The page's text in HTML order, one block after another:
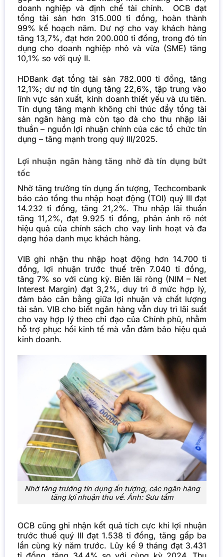
doanh nghiệp và định chế tài chính. OCB đạt
tổng tài sản hơn 315.000 tỉ đồng, hoàn thành
99% kế hoạch năm. Dư nợ cho vay khách hàng
tăng 13,7%, đạt hơn 200.000 tỉ đồng, trong đó tín
dụng cho doanh nghiệp nhỏ và vừa (SME) tăng
10,1% so với quý II.
HDBank đạt tổng tài sản 782.000 tỉ đồng, tăng
12,1%; dư nợ tín dụng tăng 22,6%, tập trung vào
lĩnh vực sản xuất, kinh doanh thiết yếu và ưu tiên.
Tín dụng tăng mạnh không chỉ thúc đẩy tổng tài
sản ngân hàng mà còn tạo đà cho thu nhập lãi
thuần – nguồn lợi nhuận chính của các tổ chức tín
dụng – tăng mạnh trong quý III/2025.
Lợi nhuận ngân hàng tăng nhờ đà tín dụng bứt
tốc
Nhờ tăng trưởng tín dụng ấn tượng, Techcombank
báo cáo tổng thu nhập hoạt động (TOI) quý III đạt
14.232 tỉ đồng, tăng 21,2%. Thu nhập lãi thuần
tăng 11,2%, đạt 9.925 tỉ đồng, phản ánh rõ nét
hiệu quả của chính sách cho vay linh hoạt và đa
dạng hóa danh mục khách hàng.
VIB ghi nhận thu nhập hoạt động hơn 14.700 tỉ
đồng, lợi nhuận trước thuế trên 7.040 tỉ đồng,
tăng 7% so với cùng kỳ. Biên lãi ròng (NIM – Net
Interest Margin) đạt 3,2%, duy trì ở mức hợp lý,
đảm bảo cân bằng giữa lợi nhuận và chất lượng
tài sản. VIB cho biết ngân hàng vẫn duy trì lãi suất
cho vay hợp lý theo chỉ đạo của Chính phủ, nhằm
hỗ trợ phục hồi kinh tế mà vẫn đảm bảo hiệu quả
kinh doanh.
Nhờ tăng trưởng tín dụng ấn tượng, các ngân hàng
tăng lợi nhuận thu về. Ảnh: Sưu tầm
OCB cũng ghi nhận kết quả tích cực khi lợi nhuận
trước thuế quý III đạt 1.538 tỉ đồng, tăng gấp ba
lần cùng kỳ năm trước. Lũy kế 9 tháng đạt 3.431